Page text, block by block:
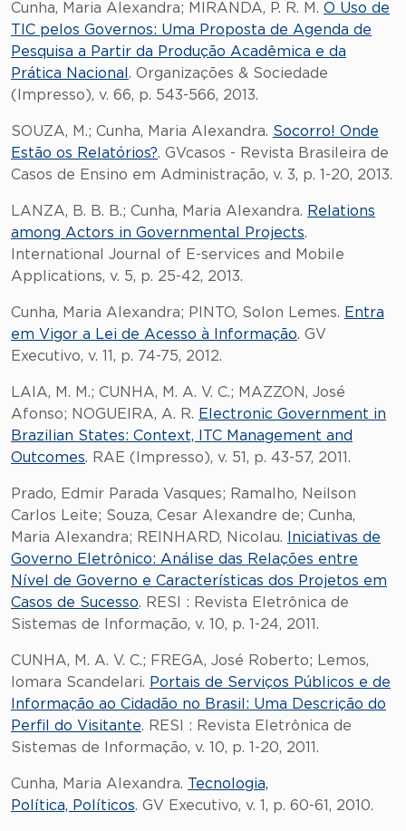
Cunha, Maria Alexandra; MIRANDA, P. R. M. O Uso de
TIC pelos Governos: Uma Proposta de Agenda de
Pesquisa a Partir da Produção Acadêmica e da
Prática Nacional . Organizações & Sociedade
(Impresso), v. 66, p. 543-566, 2013.
SOUZA, M.; Cunha, Maria Alexandra. Socorro! Onde
Estão os Relatórios?. GVcasos - Revista Brasileira de
Casos de Ensino em Administração, v. 3, p. 1-20, 2013.
LANZA, B. B. B.; Cunha, Maria Alexandra. Relations
among Actors in Governmental Projects.
International Journal of E-services and Mobile
Applications, v. 5, p. 25-42, 2013.
Cunha, Maria Alexandra; PINTO, Solon Lemes. Entra
em Vigor a Lei de Acesso à Informação. GV
Executivo, v. 11, p. 74-75, 2012.
LAIA, M. M.; CUNHA, M. A. V. C.; MAZZON, José
Afonso; NOGUEIRA, A. R. Electronic Government in
Brazilian States: Context, ITC Management and
Outcomes. RAE (Impresso), v. 51, p. 43-57, 2011.
Prado, Edmir Parada Vasques; Ramalho, Neilson
Carlos Leite; Souza, Cesar Alexandre de; Cunha,
Maria Alexandra; REINHARD, Nicolau.
Iniciativas de
Governo Eletrônico: Análise das Relações entre
Nível de Governo e Características dos Projetos em
Casos de Sucesso. RESI : Revista Eletrônica de
Sistemas de Informação, v. 10, p. 1-24, 2011.
CUNHA, M. A. V. C.; FREGA, José Roberto; Lemos,
Iomara Scandelari. Portais de Serviços Públicos e de
Informação ao Cidadão no Brasil: Uma Descrição do
Perfil do Visitante. RESI : Revista Eletrônica de
Sistemas de Informação, v. 10, p. 1-20, 2011.
Cunha, Maria Alexandra. Tecnologia,
Política, Políticos. GV Executivo, v. 1, p. 60-61, 2010.